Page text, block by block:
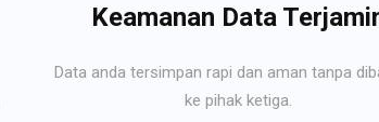
Keamanan Data
Data anda tersimpan rapi dan aman tanpa
ke pihak ketiga.